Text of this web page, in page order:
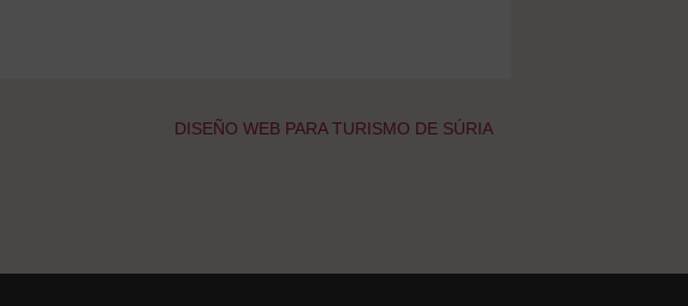
DISEÑO WEB PARA TURISMO DE SÚRIA